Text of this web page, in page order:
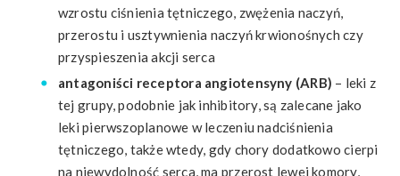
wzrostu ciśnienia tętniczego, zwężenia naczyń,
przerostu i usztywnienia naczyń krwionośnych czy
przyspieszenia akcji serca
antagoniści receptora angiotensyny (ARB) – leki z
tej grupy, podobnie jak inhibitory, są zalecane jako
leki pierwszoplanowe w leczeniu nadciśnienia
tętniczego, także wtedy, gdy chory dodatkowo cierpi
na niewydolność serca, ma przerost lewej komory,